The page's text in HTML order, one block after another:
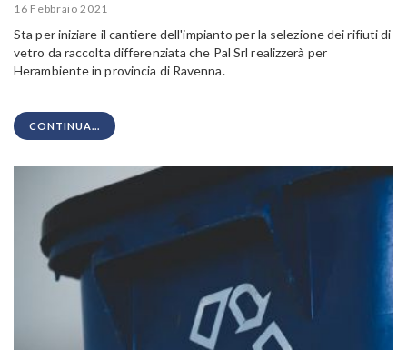
16 Febbraio 2021
Sta per iniziare il cantiere dell'impianto per la selezione dei rifiuti di
vetro da raccolta differenziata che Pal Srl realizzerà per
Herambiente in provincia di Ravenna.
CONTINUA...